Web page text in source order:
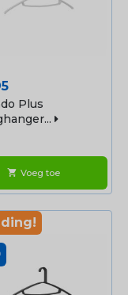
Plus
shopping_cart Voeg toe